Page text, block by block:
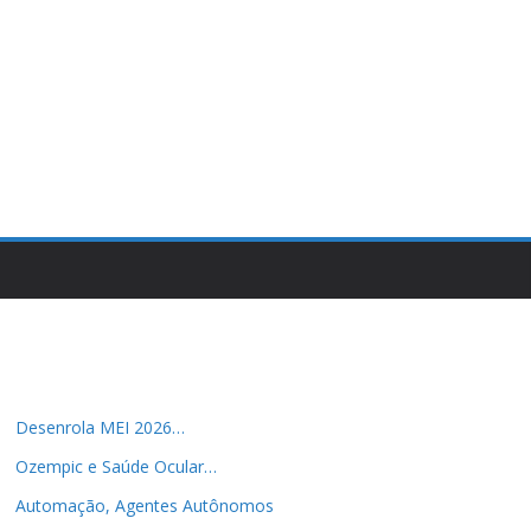
Desenrola MEI 2026…
Ozempic e Saúde Ocular…
Automação, Agentes Autônomos